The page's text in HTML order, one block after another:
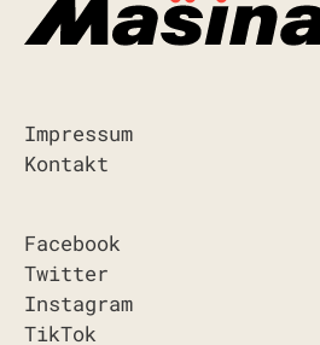
Impressum
Kontakt
Facebook
Twitter
Instagram
TikTok